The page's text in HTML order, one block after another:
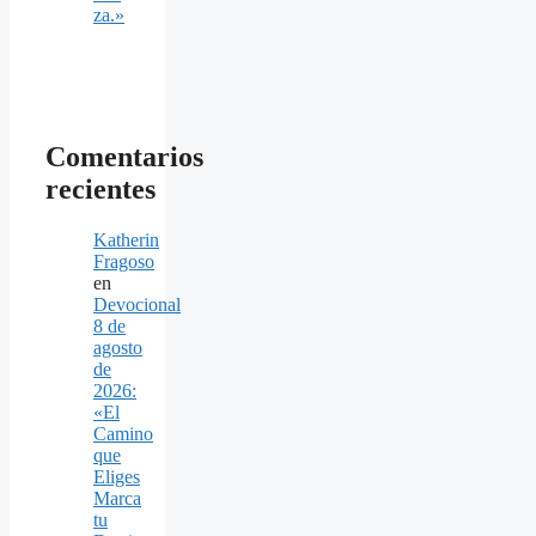
za.»
Comentarios
recientes
Katherin
Fragoso
en
Devocional
8 de
agosto
de
2026:
«El
Camino
que
Eliges
Marca
tu